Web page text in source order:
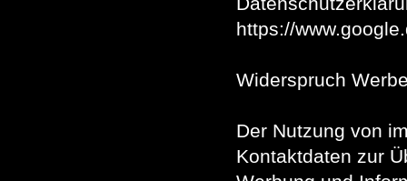
https://
Widerspruch
Der Nutzung von
Kontaktdaten zur